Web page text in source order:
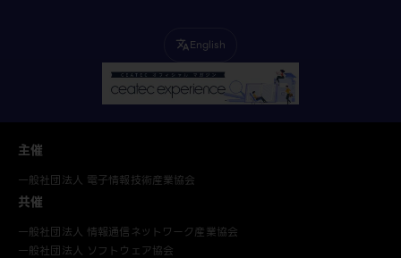
translateEnglish
主催
一般社団法人 電子情報技術産業協会
共催
一般社団法人 情報通信ネットワーク産業協会
一般社団法人 ソフトウェア協会